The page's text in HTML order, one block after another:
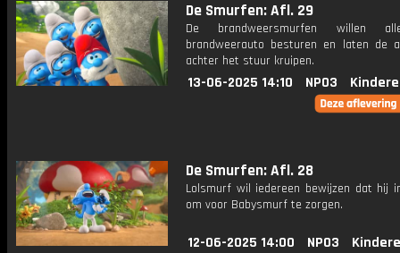
De Smurfen: Afl. 29
De brandweersmurfen willen
brandweerauto besturen en laten de
achter het stuur kruipen.
13-06-2025 14:10 NPO3
De Smurfen: Afl. 28
Lolsmurf wil iedereen bewijzen dat hij
om voor Babysmurf te zorgen.
12-06-2025 14:00 NPO3